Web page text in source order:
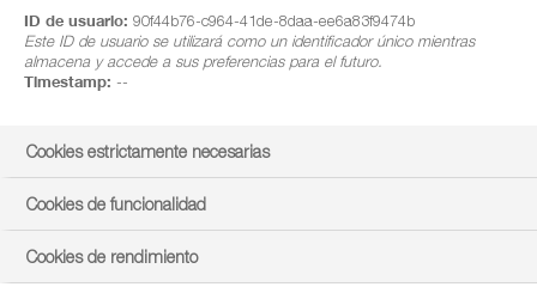
ID de usuario: 90f44b76-c964-41de-8daa-ee6a83f9474b
Este ID de usuario se utilizará como un identificador único mientras
almacena y accede a sus preferencias para el futuro.
Timestamp: --
Cookies estrictamente necesarias
Cookies de funcionalidad
Cookies de rendimiento